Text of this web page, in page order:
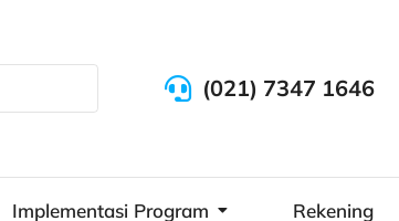
(021) 7347 1646
Implementasi Program Rekening